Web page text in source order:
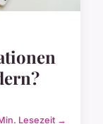
Lesezeit →